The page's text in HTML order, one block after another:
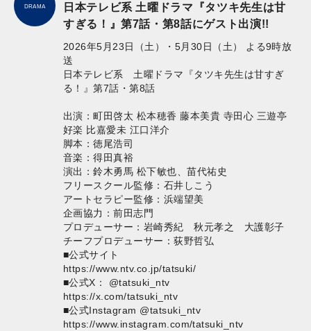
DRAMA
日本テレビ系 土曜ドラマ『タツキ先生は甘
すぎる！』第7話・第8話にゲスト出演!!
2026年5月23日（土）・5月30日（土） よる9時放
送
日本テレビ系 土曜ドラマ『タツキ先生は甘すぎ
る！』第7話・第8話
出演：町田啓太 松本穂香 藤本美貴 寺田心 三遊亭
好楽 比嘉愛未 江口洋介
脚本：徳尾浩司
音楽：得田真裕
演出：鈴木勇馬 松下敏也、苗代祐史
フリースクール監修：石井しこう
アートセラピー監修：浜端望美
企画協力：前田志門
プロデューサー：岩崎秀紀 秋元孝之 大護彰子
チーフプロデューサー：荻野哲弘
■公式サイト
https://www.ntv.co.jp/tatsuki/
■公式X： @tatsuki_ntv
https://x.com/tatsuki_ntv
■公式Instagram @tatsuki_ntv
https://www.instagram.com/tatsuki_ntv